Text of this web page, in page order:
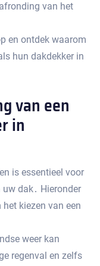
van het
en ontdek waarom
hun dakdekker in
van een
in
is essentieel voor
dak․ Hieronder
kiezen van een
weer kan
regenval en zelfs